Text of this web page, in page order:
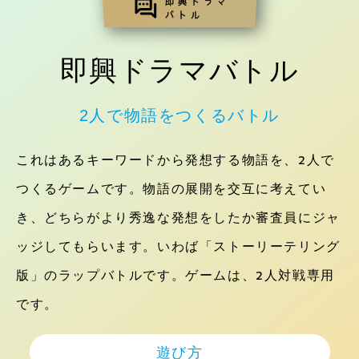
即興ドラマバトル
2人で物語をつくるバトル
これはあるキーワードから発想する物語を、2人で
つくるゲームです。物語の展開を交互に考えてい
き、どちらがより秀逸な発想をしたか審査員にジャ
ッジしてもらいます。いわば「ストーリーテリング
版」のラップバトルです。ゲームは、2人対戦専用
です。
遊び方